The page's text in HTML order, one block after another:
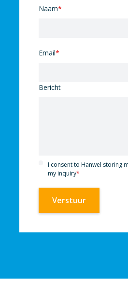
Naam*
Email*
Bericht
I consent to Hanwel storing
my inquiry*